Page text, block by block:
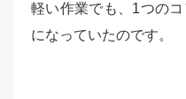
軽い作業でも、1つの
になっていたのです。